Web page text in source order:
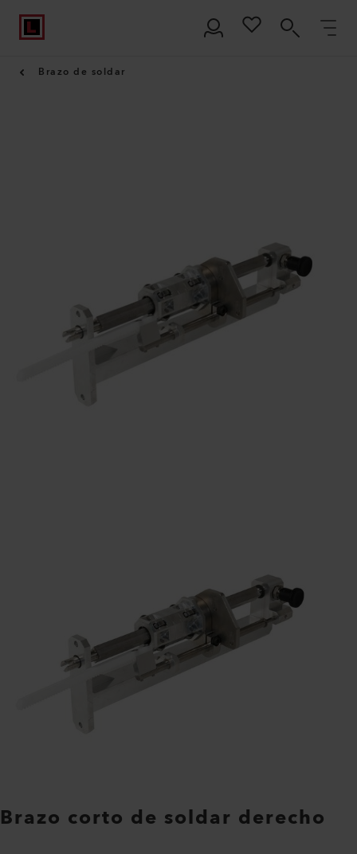
Brazo de soldar
Brazo corto de soldar derecho